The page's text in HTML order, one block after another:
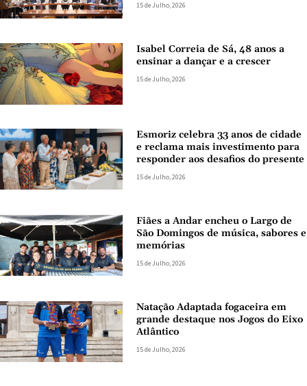
15 de Julho, 2026
Isabel Correia de Sá, 48 anos a
ensinar a dançar e a crescer
15 de Julho, 2026
Esmoriz celebra 33 anos de cidade
e reclama mais investimento para
responder aos desafios do presente
15 de Julho, 2026
Fiães a Andar encheu o Largo de
São Domingos de música, sabores e
memórias
15 de Julho, 2026
Natação Adaptada fogaceira em
grande destaque nos Jogos do Eixo
Atlântico
15 de Julho, 2026